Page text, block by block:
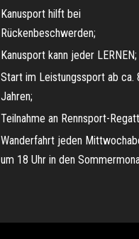
Kanusport hilft bei
Rückenbeschwerden;
Kanusport kann jeder LERNEN;
Start im Leistungssport ab ca.
Jahren;
Teilnahme an Rennsport-
Wanderfahrt jeden
um 18 Uhr in den